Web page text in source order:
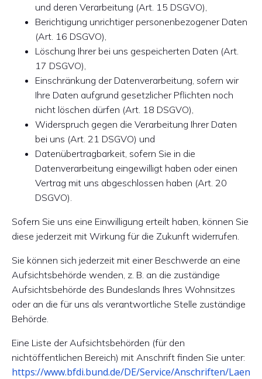
und deren Verarbeitung (Art. 15 DSGVO),
Berichtigung unrichtiger personenbezogener Daten
(Art. 16 DSGVO),
Löschung Ihrer bei uns gespeicherten Daten (Art.
17 DSGVO),
Einschränkung der Datenverarbeitung, sofern wir
Ihre Daten aufgrund gesetzlicher Pflichten noch
nicht löschen dürfen (Art. 18 DSGVO),
Widerspruch gegen die Verarbeitung Ihrer Daten
bei uns (Art. 21 DSGVO) und
Datenübertragbarkeit, sofern Sie in die
Datenverarbeitung eingewilligt haben oder einen
Vertrag mit uns abgeschlossen haben (Art. 20
DSGVO).
Sofern Sie uns eine Einwilligung erteilt haben, können Sie
diese jederzeit mit Wirkung für die Zukunft widerrufen.
Sie können sich jederzeit mit einer Beschwerde an eine
Aufsichtsbehörde wenden, z. B. an die zuständige
Aufsichtsbehörde des Bundeslands Ihres Wohnsitzes
oder an die für uns als verantwortliche Stelle zuständige
Behörde.
Eine Liste der Aufsichtsbehörden (für den
nichtöffentlichen Bereich) mit Anschrift finden Sie unter:
https://www.bfdi.bund.de/DE/Service/Anschriften/Laen